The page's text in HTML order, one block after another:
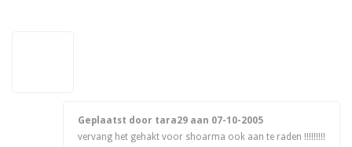
Geplaatst door tara29 aan 07-10-2005
vervang het gehakt voor shoarma ook aan te raden !!!!!!!!!